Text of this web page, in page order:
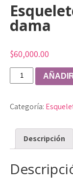
dama
$60,000.00
Esqueleto
Negro
dama
Categoría:
Descripción